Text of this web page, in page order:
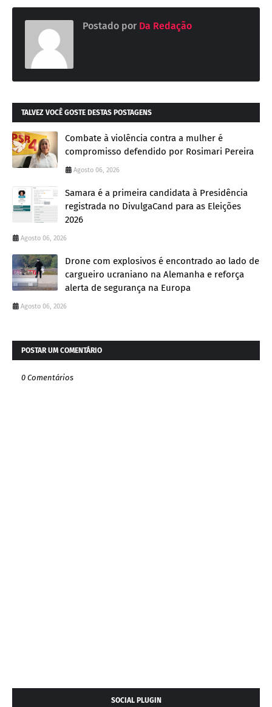
Postado por Da Redação
TALVEZ VOCÊ GOSTE DESTAS POSTAGENS
Combate à violência contra a mulher é
compromisso defendido por Rosimari Pereira
Agosto 06, 2026
Samara é a primeira candidata à Presidência
registrada no DivulgaCand para as Eleições
2026
Agosto 06, 2026
Drone com explosivos é encontrado ao lado de
cargueiro ucraniano na Alemanha e reforça
alerta de segurança na Europa
Agosto 06, 2026
POSTAR UM COMENTÁRIO
0 Comentários
SOCIAL PLUGIN